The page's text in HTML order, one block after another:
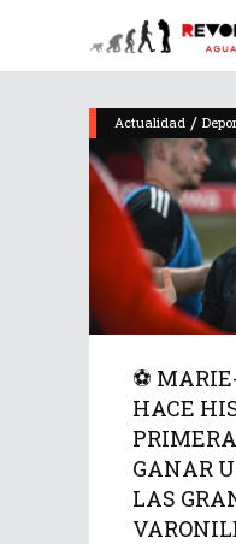
Actualidad /
⚽
HACE
GANAR
LAS